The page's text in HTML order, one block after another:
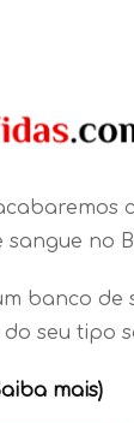
sangue no
banco de
seu tipo
mais)